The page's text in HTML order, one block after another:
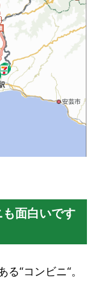
面白いです
“コンビニ“。